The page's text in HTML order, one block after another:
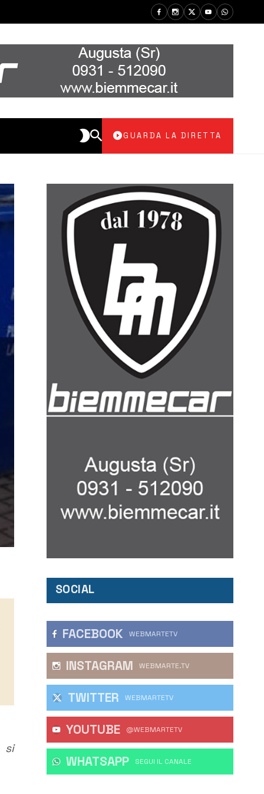
GUARDA LA DIRETTA
si
SOCIAL
FACEBOOK WEBMARTETV
INSTAGRAM WEBMARTE.TV
TWITTER WEBMARTETV
YOUTUBE @WEBMARTETV
WHATSAPP ‎SEGUI IL CANALE